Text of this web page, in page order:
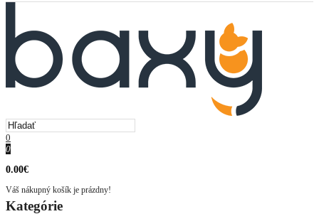
0
0
0.00€
Váš nákupný košík je prázdny!
Kategórie